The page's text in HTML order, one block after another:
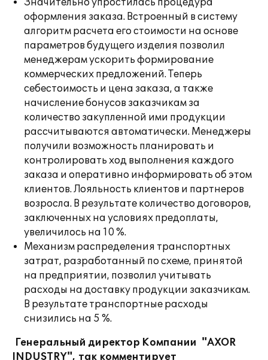
Значительно упростилась процедура
оформления заказа. Встроенный в систему
алгоритм расчета его стоимости на основе
параметров будущего изделия позволил
менеджерам ускорить формирование
коммерческих предложений. Теперь
себестоимость и цена заказа, а также
начисление бонусов заказчикам за
количество закупленной ими продукции
рассчитываются автоматически. Менеджеры
получили возможность планировать и
контролировать ход выполнения каждого
заказа и оперативно информировать об этом
клиентов. Лояльность клиентов и партнеров
возросла. В результате количество договоров,
заключенных на условиях предоплаты,
увеличилось на 10 %.
Механизм распределения транспортных
затрат, разработанный по схеме, принятой
на предприятии, позволил учитывать
расходы на доставку продукции заказчикам.
В результате транспортные расходы
снизились на 5 %.
Генеральный директор Компании "AXOR
INDUSTRY", так комментирует